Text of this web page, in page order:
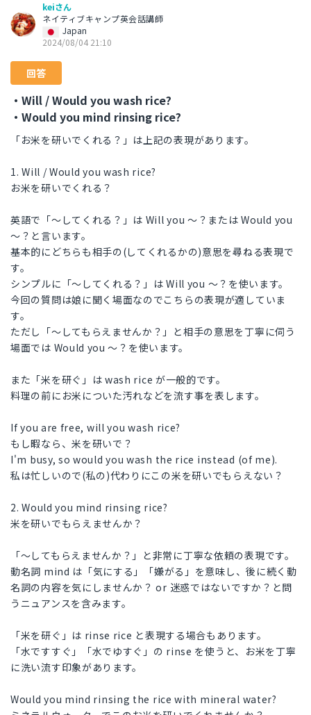
keiさん
ネイティブキャンプ英会話講師
Japan
2024/08/04 21:10
回答
・Will / Would you wash rice?
・Would you mind rinsing rice?
「お米を研いでくれる？」は上記の表現があります。
1. Will / Would you wash rice?
お米を研いでくれる？
英語で「～してくれる？」は Will you ～？または Would you
～？と言います。
基本的にどちらも相手の(してくれるかの)意思を尋ねる表現で
す。
シンプルに「～してくれる？」は Will you ～？を使います。
今回の質問は娘に聞く場面なのでこちらの表現が適していま
す。
ただし「～してもらえませんか？」と相手の意思を丁寧に伺う
場面では Would you ～？を使います。
また「米を研ぐ」は wash rice が一般的です。
料理の前にお米についた汚れなどを流す事を表します。
If you are free, will you wash rice?
もし暇なら、米を研いで？
I'm busy, so would you wash the rice instead (of me).
私は忙しいので(私の)代わりにこの米を研いでもらえない？
2. Would you mind rinsing rice?
米を研いでもらえませんか？
「～してもらえませんか？」と非常に丁寧な依頼の表現です。
動名詞 mind は「気にする」「嫌がる」を意味し、後に続く動
名詞の内容を気にしませんか？ or 迷惑ではないですか？と問
うニュアンスを含みます。
「米を研ぐ」は rinse rice と表現する場合もあります。
「水ですすぐ」「水でゆすぐ」の rinse を使うと、お米を丁寧
に洗い流す印象があります。
Would you mind rinsing the rice with mineral water?